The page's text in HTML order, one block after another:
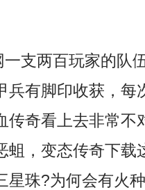
支两百玩家的队
兵有脚印收获，每
传奇看上去非常不
蛆，变态传奇下载
星珠?为何会有火